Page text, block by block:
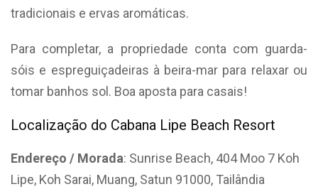
tradicionais e ervas aromáticas.
Para completar, a propriedade conta com guarda-
sóis e espreguiçadeiras à beira-mar para relaxar ou
tomar banhos sol. Boa aposta para casais!
Localização do Cabana Lipe Beach Resort
Endereço / Morada: Sunrise Beach, 404 Moo 7 Koh
Lipe, Koh Sarai, Muang, Satun 91000, Tailândia